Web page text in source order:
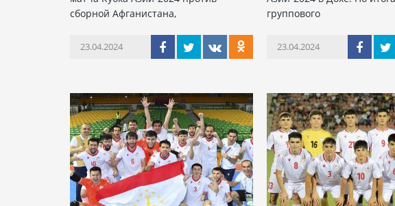
сборной Афганистана,
23.04.2024
группового
23.04.2024